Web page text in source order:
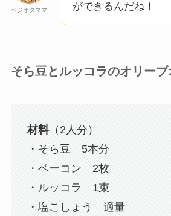
ベジオタママ
ができるんだね！
そら豆とルッコラのオリー
材料（2人分）
・そら豆 5本分
・ベーコン 2枚
・ルッコラ 1束
・塩こしょう 適量